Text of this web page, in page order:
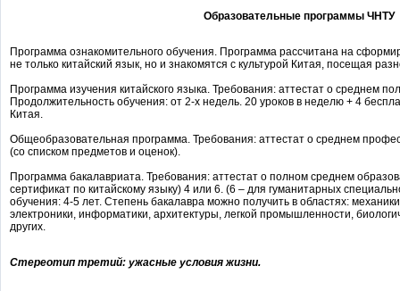
Образовательные программы ЧНТУ
Программа ознакомительного обучения. Программа рассчитана на
не только китайский язык, но и знакомятся с культурой Китая, посещая
Программа изучения китайского языка. Требования: аттестат о среднем
Продолжительность обучения: от 2-х недель. 20 уроков в неделю + 4
Китая.
Общеобразовательная программа. Требования: аттестат о среднем
(со списком предметов и оценок).
Программа бакалавриата. Требования: аттестат о полном среднем
сертификат по китайскому языку) 4 или 6. (6 – для гуманитарных
обучения: 4-5 лет. Степень бакалавра можно получить в областях:
электроники, информатики, архитектуры, легкой промышленности,
других.
Стереотип третий: ужасные условия жизни.